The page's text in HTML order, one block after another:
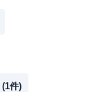
(1件)